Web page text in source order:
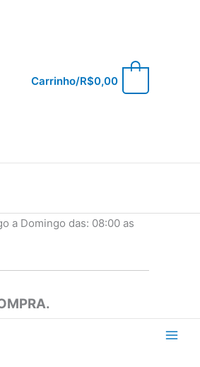
Carrinho/R$0,00
a Domingo das: 08:00 as